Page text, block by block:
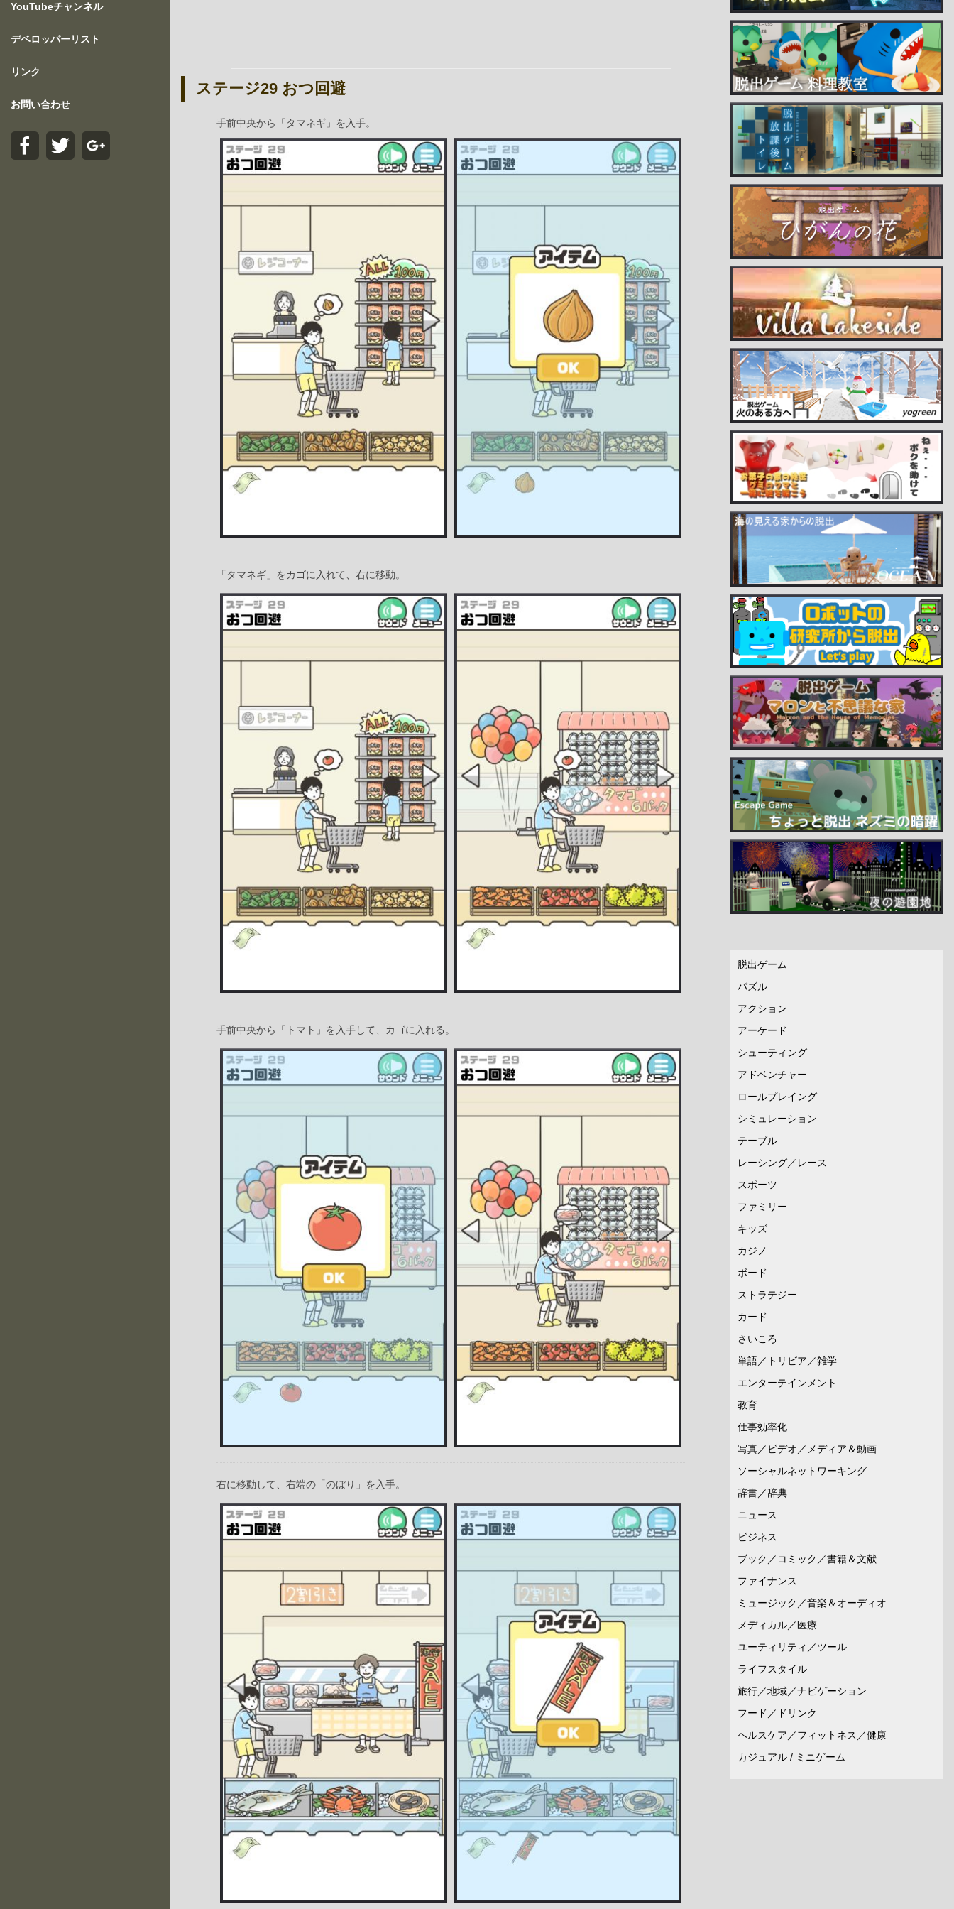
YouTubeチャンネル
デベロッパーリスト
リンク
お問い合わせ
ステージ29 おつ回避
手前中央から「タマネギ」を入手。
「タマネギ」をカゴに入れて、右に移動。
手前中央から「トマト」を入手して、カゴに入れる。
右に移動して、右端の「のぼり」を入手。
脱出ゲーム
パズル
アクション
アーケード
シューティング
アドベンチャー
ロールプレイング
シミュレーション
テーブル
レーシング／レース
スポーツ
ファミリー
キッズ
カジノ
ボード
ストラテジー
カード
さいころ
単語／トリビア／雑学
エンターテインメント
教育
仕事効率化
写真／ビデオ／メディア＆動画
ソーシャルネットワーキング
辞書／辞典
ニュース
ビジネス
ブック／コミック／書籍＆文献
ファイナンス
ミュージック／音楽＆オーディオ
メディカル／医療
ユーティリティ／ツール
ライフスタイル
旅行／地域／ナビゲーション
フード／ドリンク
ヘルスケア／フィットネス／健康
カジュアル / ミニゲーム